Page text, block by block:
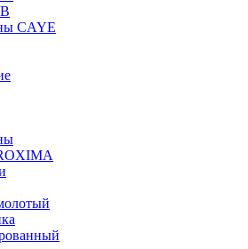
CAYE